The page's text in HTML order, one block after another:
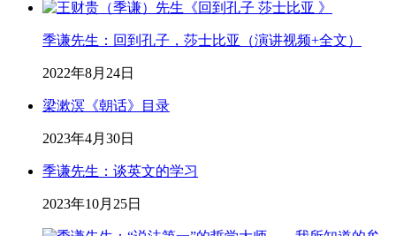
季谦先生：回到孔子，莎士比亚（演讲视频+全文）
2022年8月24日
梁漱溟《朝话》目录
2023年4月30日
季谦先生：谈英文的学习
2023年10月25日